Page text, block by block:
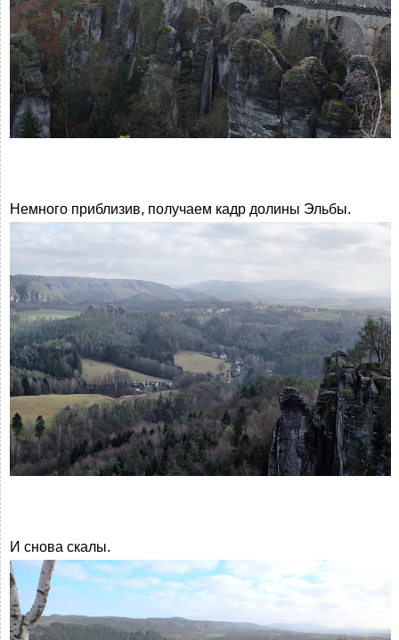
Немного приблизив, получаем кадр долины Эльбы.
И снова скалы.